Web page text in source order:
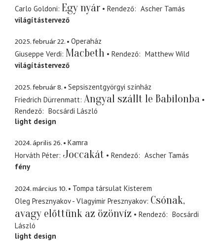
Carlo Goldoni Egy nyár Rendező
Ascher Tamás
világítástervező
2025. február 22.
Operaház
Giuseppe Verdi Macbeth Rendező
Matthew Wild
világítástervező
2025. február 8.
Sepsiszentgyörgyi színház
Friedrich Dürrenmatt Angyal szállt le Babilonba
Rendező
Bocsárdi László
light design
2024. április 26.
Kamra
Horváth Péter Joccakát Rendező
Ascher Tamás
fény
2024. március 10.
Tompa társulat Kisterem
Oleg Presznyakov - Vlagyimir Presznyakov Csónak,
avagy előttünk az özönvíz
Rendező
Bocsárdi
László
light design